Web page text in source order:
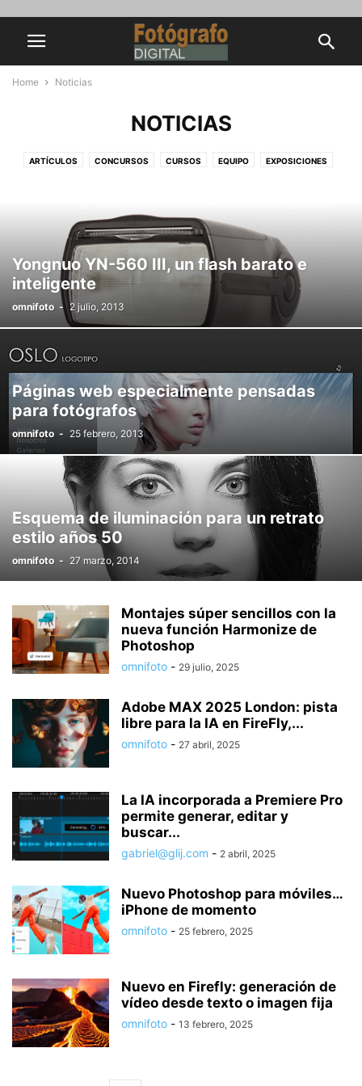
Home Noticias
NOTICIAS
ARTÍCULOS CONCURSOS CURSOS EQUIPO EXPOSICIONES
Yongnuo YN-560 III, un flash barato e
inteligente
omnifoto - 2 julio, 2013
Páginas web especialmente pensadas
para fotógrafos
omnifoto - 25 febrero, 2013
Esquema de iluminación para un retrato
estilo años 50
omnifoto - 27 marzo, 2014
Montajes súper sencillos con la
nueva función Harmonize de
Photoshop
omnifoto - 29 julio, 2025
Adobe MAX 2025 London: pista
libre para la IA en FireFly,...
omnifoto - 27 abril, 2025
La IA incorporada a Premiere Pro
permite generar, editar y
buscar...
gabriel@glij.com - 2 abril, 2025
Nuevo Photoshop para móviles…
iPhone de momento
omnifoto - 25 febrero, 2025
Nuevo en Firefly: generación de
vídeo desde texto o imagen fija
omnifoto - 13 febrero, 2025